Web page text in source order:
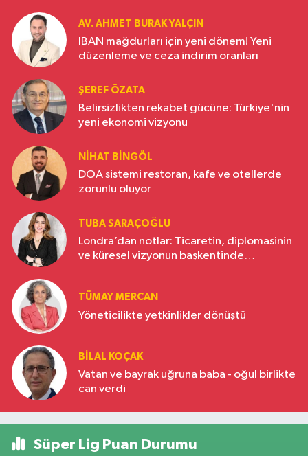
AV. AHMET BURAK YALÇIN
IBAN mağdurları için yeni dönem! Yeni
düzenleme ve ceza indirim oranları
ŞEREF ÖZATA
Belirsizlikten rekabet gücüne: Türkiye'nin
yeni ekonomi vizyonu
NIHAT BINGÖL
DOA sistemi restoran, kafe ve otellerde
zorunlu oluyor
TUBA SARAÇOĞLU
Londra’dan notlar: Ticaretin, diplomasinin
ve küresel vizyonun başkentinde
TÜMAY MERCAN
Yöneticilikte yetkinlikler dönüştü
BILAL KOÇAK
Vatan ve bayrak uğruna baba - oğul birlikte
can verdi
Süper Lig Puan Durumu